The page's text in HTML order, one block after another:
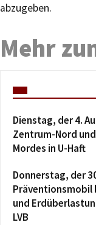
abzugeben.
Mehr
Dienstag, der 4.
Zentrum-Nord
Mordes in U-Haft
Donnerstag, der
Präventionsmobil
und
LVB